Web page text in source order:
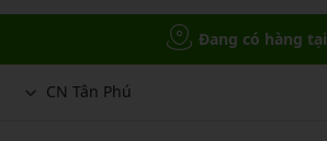
Đang có hàng tại
CN Tân Phú